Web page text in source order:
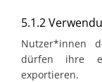
5.1.2
Nutzer*innen
dürfen ihre
exportieren.